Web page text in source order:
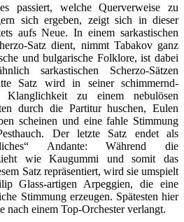
passiert, welche Querverweise zu
sich ergeben, zeigt sich in dieser
aufs Neue. In einem sarkastischen
Satz dient, nimmt Tabakov ganz
und bulgarische Folklore, ist dabei
sarkastischen Scherzo-Sätzen
Satz wird in seiner schimmernd-
Klanglichkeit zu einem nebulösen
durch die Partitur huschen, Eulen
scheinen und eine fahle Stimmung
Der letzte Satz endet als
Andante: Während die
wie Kaugummi und somit das
Satz repräsentiert, wird sie umspielt
Glass-artigen Arpeggien, die eine
Stimmung erzeugen. Spätesten hier
nach einem Top-Orchester verlangt.